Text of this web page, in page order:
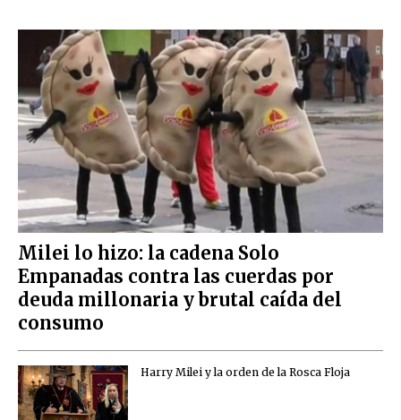
Milei lo hizo: la cadena Solo
Empanadas contra las cuerdas por
deuda millonaria y brutal caída del
consumo
Harry Milei y la orden de la Rosca Floja